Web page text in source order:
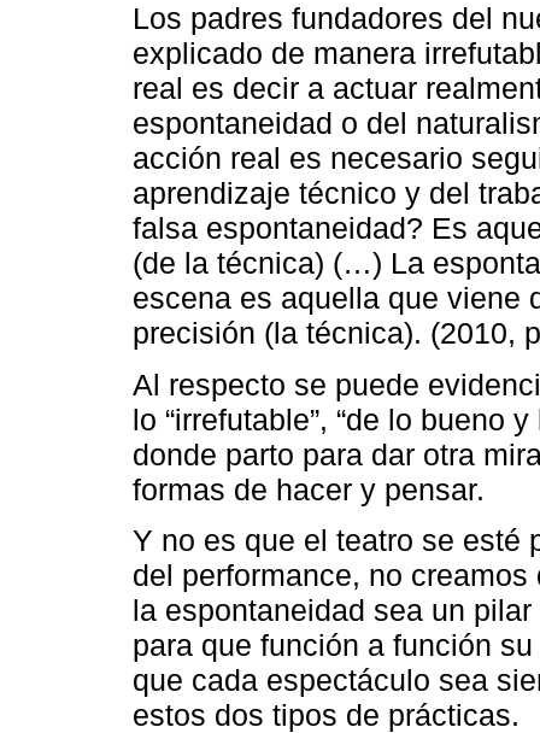
Los padres fundadores del
explicado de manera
real es decir a actuar
espontaneidad o del
acción real es necesario
aprendizaje técnico y del
falsa espontaneidad? Es
(de la técnica) (…) La
escena es aquella que viene
precisión (la técnica). (2010,
Al respecto se puede
lo “irrefutable”, “de lo bueno
donde parto para dar otra
formas de hacer y pensar.
Y no es que el teatro se esté
del performance, no
la espontaneidad sea un
para que función a función
que cada espectáculo sea
estos dos tipos de prácticas.